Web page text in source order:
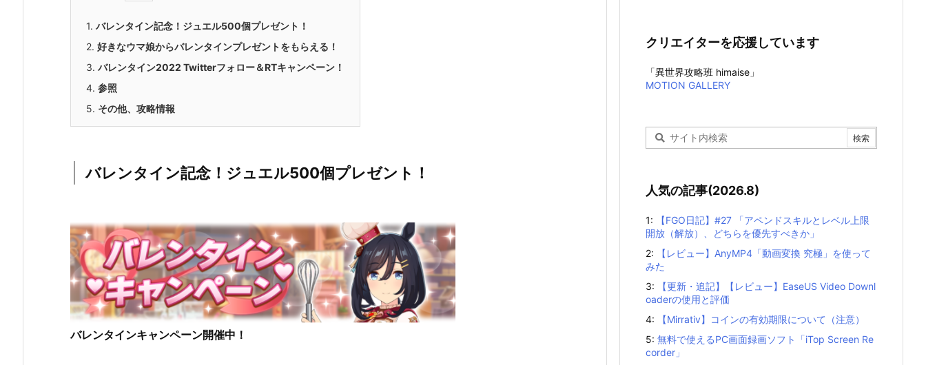
1. バレンタイン記念！ジュエル500個プレゼント！
2. 好きなウマ娘からバレンタインプレゼントをもらえる！
3. バレンタイン2022 Twitterフォロー＆RTキャンペーン！
4. 参照
5. その他、攻略情報
バレンタイン記念！ジュエル500個プレゼント！
バレンタインキャンペーン開催中！
クリエイターを応援しています
「異世界攻略班 himaise」
MOTION GALLERY
人気の記事(2026.8)
1:
【FGO日記】#27 「アペンドスキルとレベル上限
開放（解放）、どちらを優先すべきか」
2:
【レビュー】AnyMP4「動画変換 究極」を使って
みた
3:
【更新・追記】【レビュー】EaseUS Video Downl
oaderの使用と評価
4:
【Mirrativ】コインの有効期限について（注意）
5: 無料で使えるPC画面録画ソフト「iTop Screen Re
corder」